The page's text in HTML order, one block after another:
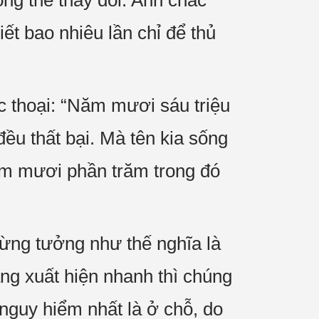
bao nhiêu lần chỉ để thủ
thoại: “Năm mươi sáu triệu
thất bại. Mà tên kia sống
mươi phần trăm trong đó
tưởng như thế nghĩa là
xuất hiện nhanh thì chúng
hiểm nhất là ở chỗ, do